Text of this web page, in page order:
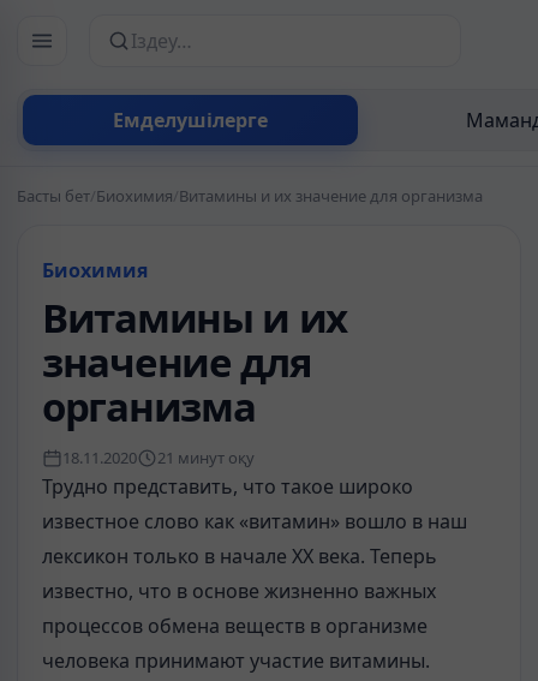
Емделушілерге
Сайттан іздеу
Басты бет/Биохимия/Витамины и их значение для организма
Биохимия
Витамины и их
значение для
организма
18.11.2020 21 минут оқу
Трудно представить, что такое широко
известное слово как «витамин» вошло в наш
лексикон только в начале XX века. Теперь
известно, что в основе жизненно важных
процессов обмена веществ в организме
человека принимают участие витамины.